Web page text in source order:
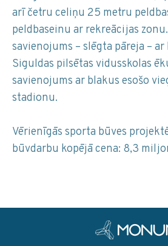
arī četru celiņu 25 metru
peldbaseinu ar rekreācijas
savienojums – slēgta pāreja – ar
Siguldas pilsētas vidusskolas
savienojums ar blakus esošo
stadionu.
Vērienīgās sporta būves
būvdarbu kopējā cena: 8,3